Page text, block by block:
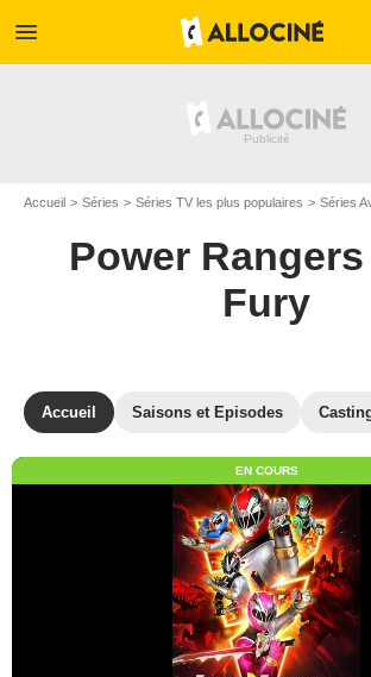
menu
Accueil Séries Séries TV les plus populaires Séries
Power
Fury
Accueil Saisons et Episodes
EN COURS